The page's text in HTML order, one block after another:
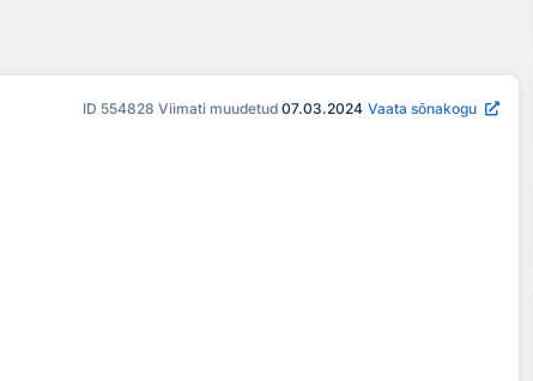
ID 554828 Viimati muudetud 07.03.2024 Vaata sõnakogu